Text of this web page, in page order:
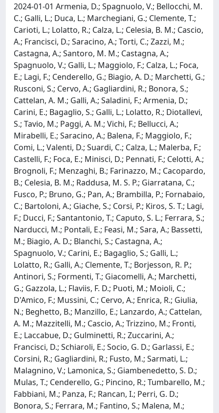
2024-01-01 Armenia, D.; Spagnuolo, V.; Bellocchi, M.
C.; Galli, L.; Duca, L.; Marchegiani, G.; Clemente, T.;
Carioti, L.; Lolatto, R.; Calza, L.; Celesia, B. M.; Cascio,
A.; Francisci, D.; Saracino, A.; Torti, C.; Zazzi, M.;
Castagna, A.; Santoro, M. M.; Castagna, A.;
Spagnuolo, V.; Galli, L.; Maggiolo, F.; Calza, L.; Foca,
E.; Lagi, F.; Cenderello, G.; Biagio, A. D.; Marchetti, G.;
Rusconi, S.; Cervo, A.; Gagliardini, R.; Bonora, S.;
Cattelan, A. M.; Galli, A.; Saladini, F.; Armenia, D.;
Carini, E.; Bagaglio, S.; Galli, L.; Lolatto, R.; Diotallevi,
S.; Tavio, M.; Paggi, A. M.; Vichi, F.; Bellucci, A.;
Mirabelli, E.; Saracino, A.; Balena, F.; Maggiolo, F.;
Comi, L.; Valenti, D.; Suardi, C.; Calza, L.; Malerba, F.;
Castelli, F.; Foca, E.; Minisci, D.; Pennati, F.; Celotti, A.;
Brognoli, F.; Menzaghi, B.; Farinazzo, M.; Cacopardo,
B.; Celesia, B. M.; Raddusa, M. S. P.; Giarratana, C.;
Fusco, P.; Bruno, G.; Pan, A.; Brambilla, P.; Fornabaio,
C.; Bartoloni, A.; Giache, S.; Corsi, P.; Kiros, S. T.; Lagi,
F.; Ducci, F.; Santantonio, T.; Caputo, S. L.; Ferrara, S.;
Narducci, M.; Pontali, E.; Feasi, M.; Sara, A.; Bassetti,
M.; Biagio, A. D.; Blanchi, S.; Castagna, A.;
Spagnuolo, V.; Carini, E.; Bagaglio, S.; Galli, L.;
Lolatto, R.; Galli, A.; Clemente, T.; Borjesson, R. P.;
Antinori, S.; Formenti, T.; Giacomelli, A.; Marchetti,
G.; Gazzola, L.; Flaviis, F. D.; Puoti, M.; Moioli, C.;
D'Amico, F.; Mussini, C.; Cervo, A.; Enrica, R.; Giulia,
N.; Beghetto, B.; Manzillo, E.; Lanzardo, A.; Cattelan,
A. M.; Mazzitelli, M.; Cascio, A.; Trizzino, M.; Fronti,
E.; Laccabue, D.; Gulminetti, R.; Zuccarini, A.;
Francisci, D.; Schiaroli, E.; Socio, G. D.; Garlassi, E.;
Corsini, R.; Gagliardini, R.; Fusto, M.; Sarmati, L.;
Malagnino, V.; Lamonica, S.; Giambenedetto, S. D.;
Mulas, T.; Cenderello, G.; Pincino, R.; Tumbarello, M.;
Fabbiani, M.; Panza, F.; Rancan, I.; Perri, G. D.;
Bonora, S.; Ferrara, M.; Fantino, S.; Malena, M.;